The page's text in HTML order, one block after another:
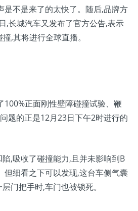
不是来了的太快了。随后,品牌方
,长城汽车又发布了官方公告,表示
,其将进行全球直播。
正面刚性壁障碰撞试验、鞭
题的正是12月23日下午2时进行的
,吸收了碰撞能力,且并未影响到B
细看之下可以发现,这台车侧气囊
门把手时,车门也被锁死。